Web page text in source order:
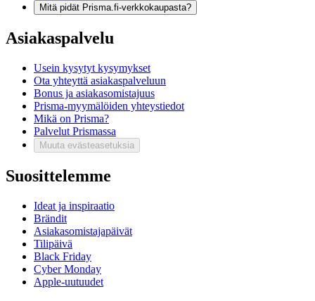
Mitä pidät Prisma.fi-verkkokaupasta?
Asiakaspalvelu
Usein kysytyt kysymykset
Ota yhteyttä asiakaspalveluun
Bonus ja asiakasomistajuus
Prisma-myymälöiden yhteystiedot
Mikä on Prisma?
Palvelut Prismassa
Muuta evästeasetuksia
Suosittelemme
Ideat ja inspiraatio
Brändit
Asiakasomistajapäivät
Tilipäivä
Black Friday
Cyber Monday
Apple-uutuudet